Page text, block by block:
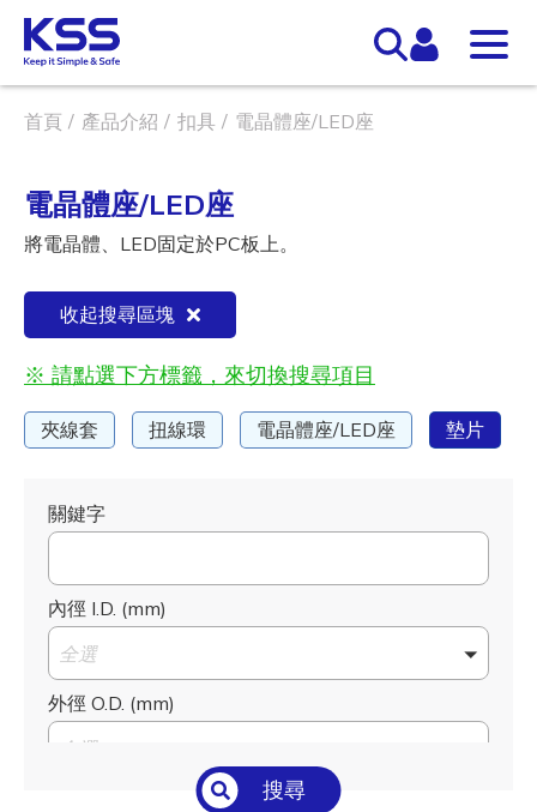
首頁 產品介紹 扣具 電晶體座/LED座
電晶體座/LED座
將電晶體、LED固定於PC板上。
收起搜尋區塊
※ 請點選下方標籤，來切換搜尋項目
夾線套 扭線環 電晶體座/LED座 墊片
關鍵字
內徑 I.D. (mm)
全選
外徑 O.D. (mm)
全選
搜尋